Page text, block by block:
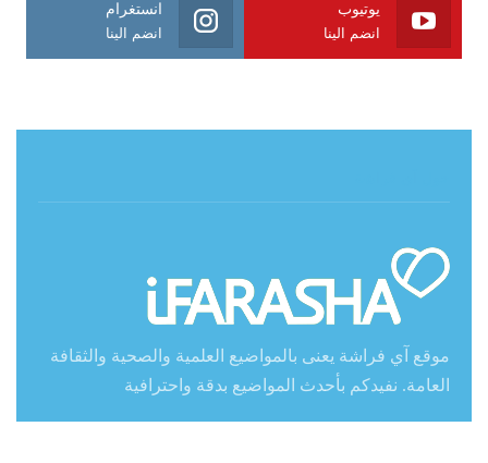
يوتيوب
انضم الينا
انستغرام
انضم الينا
موقع آي فراشة يعنى بالمواضيع العلمية والصحية والثقافة
العامة. نفيدكم بأحدث المواضيع بدقة واحترافية